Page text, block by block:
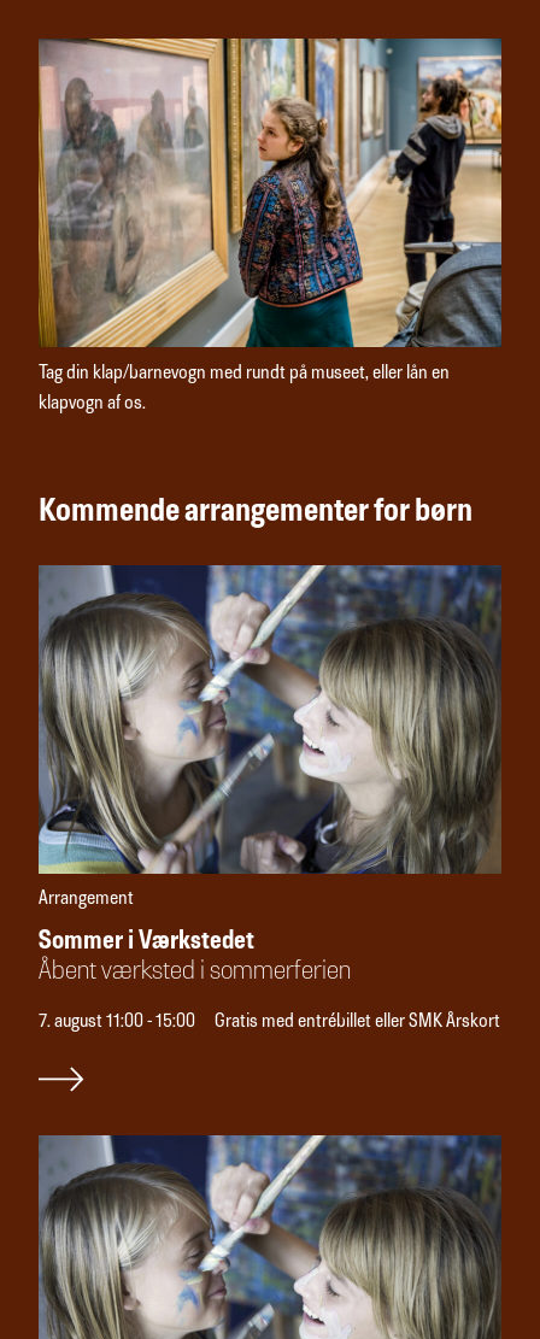
Tag din klap/barnevogn med rundt på museet, eller lån en
klapvogn af os.
Kommende arrangementer for børn
Arrangement
Sommer i Værkstedet
Åbent værksted i sommerferien
7. august 11:00 - 15:00 Gratis med entrébillet eller SMK Årskort